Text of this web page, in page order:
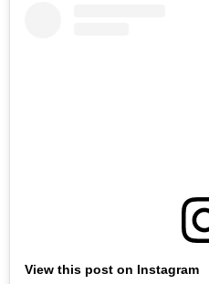
View this post on Instagram